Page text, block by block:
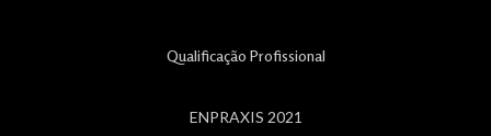
Qualificação Profissional
ENPRAXIS 2021